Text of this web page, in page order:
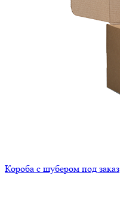
Короба с шубером под заказ